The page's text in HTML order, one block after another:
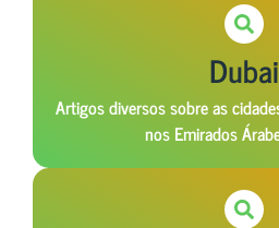
Dubai
Artigos diversos sobre as
nos Emirados